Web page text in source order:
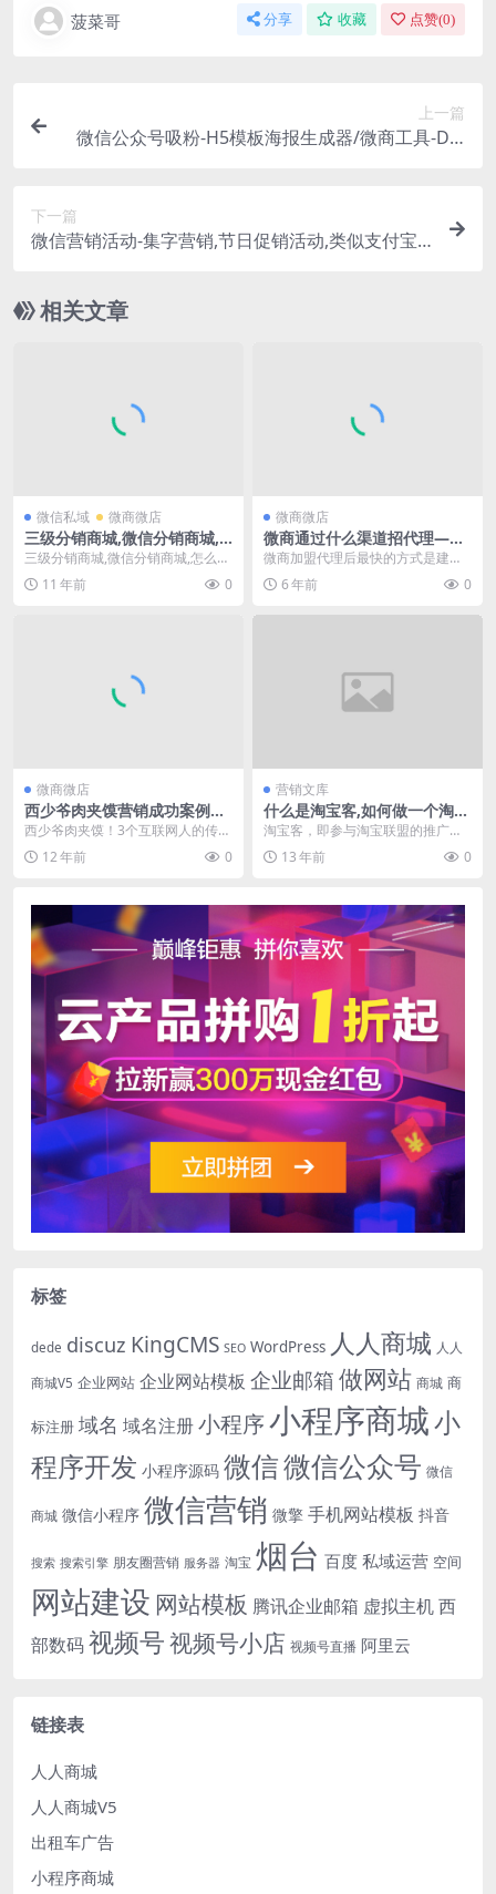
菠菜哥 分享 收藏 点赞(0)
上一篇
微信公众号吸粉-H5模板海报生成器/微商工具-DIY
下一篇
微信营销活动-集字营销,节日促销活动,类似支付宝
相关文章
微信私域 微商微店
三级分销商城,微信分销商城,
怎么做微信分销商城？
三级分销商城,微信分销商城,怎么做
微信分销商城？ 1、什么是分销？
传统意义上的...
11 年前 0
微商微店
微商通过什么渠道招代理——
微商产品加盟代理官网网站制
作推广
微商加盟代理后最快的方式是建立
自己的团队，而不是靠自己去销售
商品；那么微商通过什...
6 年前 0
微商微店
西少爷肉夹馍营销成功案例分
析：他们如何做的营销？
西少爷肉夹馍！3个互联网人的传统
生意经100天卖20万个 在这片资讯
里，我们了...
12 年前 0
营销文库
什么是淘宝客,如何做一个淘宝
客网站赚钱？
淘宝客，即参与淘宝联盟的推广活
动并因此而活动收入的群体或者个
人。官方说法是：帮助...
13 年前 0
标签
dede discuz KingCMS SEO WordPress 人人商城 人人
商城V5 企业网站 企业网站模板 企业邮箱 做网站 商城 商
标注册 域名 域名注册小程序小程序商城小
程序开发 小程序源码 微信微信公众号 微信
商城 微信小程序 微信营销 微擎 手机网站模板 抖音
搜索 搜索引擎 朋友圈营销 服务器 淘宝 烟台 百度 私域运营 空间
网站建设 网站模板 腾讯企业邮箱 虚拟主机西
部数码视频号视频号小店 视频号直播 阿里云
链接表
人人商城
人人商城V5
出租车广告
小程序商城